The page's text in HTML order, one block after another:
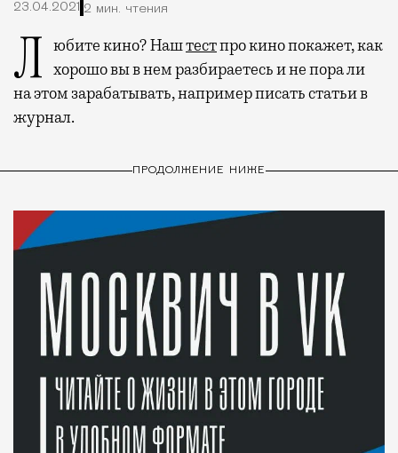
23.04.2021 2 мин. чтения
Любите кино? Наштестпро кино покажет, как
хорошо вы в нем разбираетесь и не пора ли
на этом зарабатывать, например писать статьи в
журнал.
ПРОДОЛЖЕНИЕ НИЖЕ